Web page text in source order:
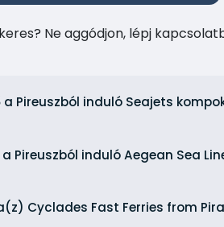
Ne aggódjon, lépj
Pireuszból induló Seajets
Pireuszból induló Aegean Sea
Cyclades Fast Ferries from